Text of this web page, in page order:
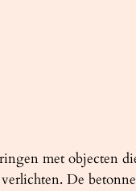
met objecten
De